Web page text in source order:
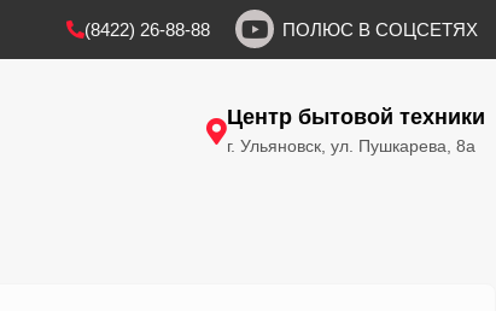
(8422) 26-88-88 ПОЛЮС В СОЦСЕТЯХ
Центр бытовой техники
г. Ульяновск, ул. Пушкарева, 8а